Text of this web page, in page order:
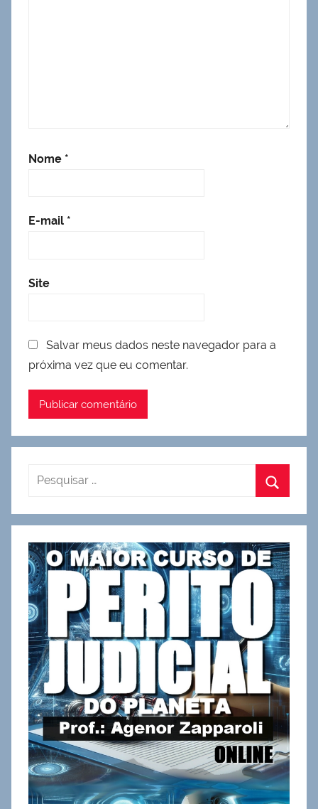
Nome *
E-mail *
Site
Salvar meus dados neste navegador para a
próxima vez que eu comentar.